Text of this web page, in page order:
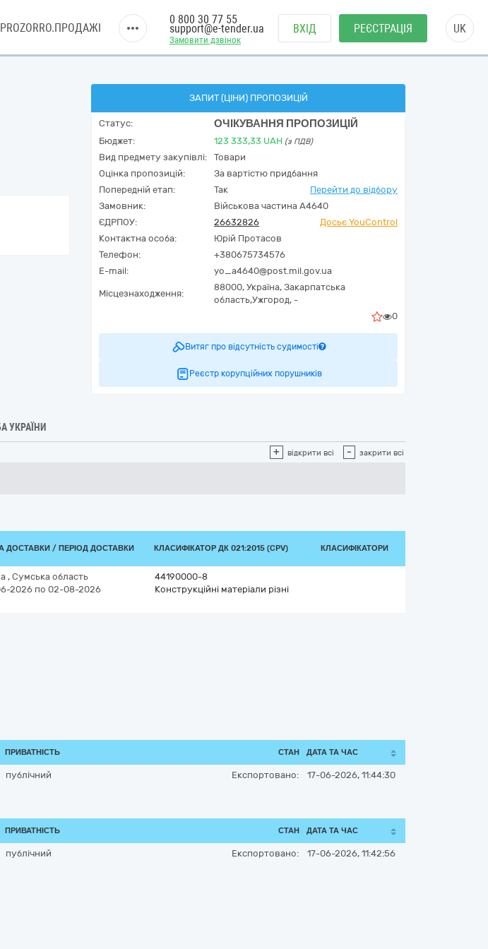
PROZORRO.ПРОДАЖІ
Замовити дзвінок
0 800 30 77 55
support@e-tender.ua ВХІД РЕЄСТРАЦІЯ UK
ЗАПИТ (ЦІНИ) ПРОПОЗИЦІЙ
Статус: ОЧІКУВАННЯ ПРОПОЗИЦІЙ
Бюджет: 123 333,33 UAH (з ПДВ)
Вид предмету закупівлі:
Товари
Оцінка пропозицій:
За вартістю придбання
Попередній етап:
Так
Перейти до відбору
Замовник:
Військова частина А4640
ЄДРПОУ:
26632826
Досьє YouControl
Контактна особа:
Юрій Протасов
Телефон:
+380675734576
E-mail:
yo_a4640@post.mil.gov.ua
Місцезнаходження:
88000, Україна, Закарпатська
область,Ужгород, -
0
Витяг про відсутність судимості
Реєстр корупційних порушників
УКРАЇНИ
+ відкрити всі - закрити всі
ДОСТАВКИ / ПЕРІОД ДОСТАВКИ КЛАСИФІКАТОР ДК 021:2015 (CPV) КЛАСИФІКАТОРИ
, Сумська область
2026 по 02-08-2026
44190000-8
Конструкційні матеріали різні
ПРИВАТНІСТЬ СТАН ДАТА ТА ЧАС
публічний Експортовано: 17-06-2026, 11:44:30
ПРИВАТНІСТЬ СТАН ДАТА ТА ЧАС
публічний Експортовано: 17-06-2026, 11:42:56